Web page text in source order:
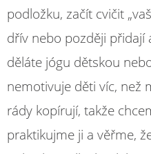
podložku, začít cvičit
dřív nebo později přidají
děláte jógu dětskou
nemotivuje děti víc, než
rády kopírují, takže
praktikujme ji a věřme,